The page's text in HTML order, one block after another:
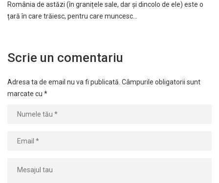
România de astăzi (în granițele sale, dar și dincolo de ele) este o
țară în care trăiesc, pentru care muncesc…
Scrie un comentariu
Adresa ta de email nu va fi publicată. Câmpurile obligatorii sunt
marcate cu *